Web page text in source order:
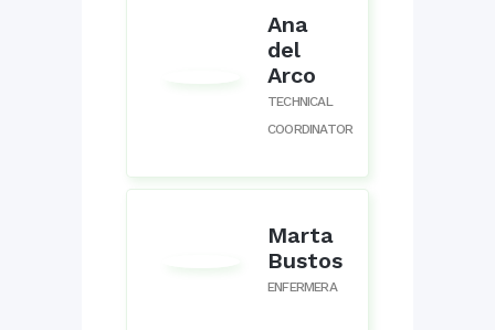
Ana
del
Arco
TECHNICAL
COORDINATOR
Marta
Bustos
ENFERMERA